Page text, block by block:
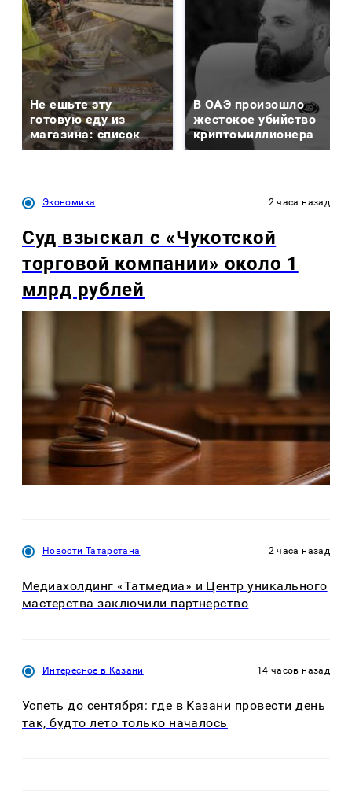
Не ешьте эту
готовую еду из
магазина: список
В ОАЭ произошло
жестокое убийство
криптомиллионера
Экономика 2 часа назад
Суд взыскал с «Чукотской
торговой компании» около 1
млрд рублей
Новости Татарстана 2 часа назад
Медиахолдинг «Татмедиа» и Центр уникального
мастерства заключили партнерство
Интересное в Казани 14 часов назад
Успеть до сентября: где в Казани провести день
так, будто лето только началось